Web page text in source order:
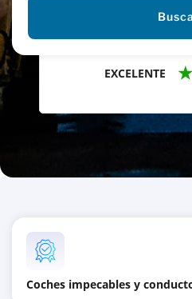
EXCELENTE
Coches impecables y